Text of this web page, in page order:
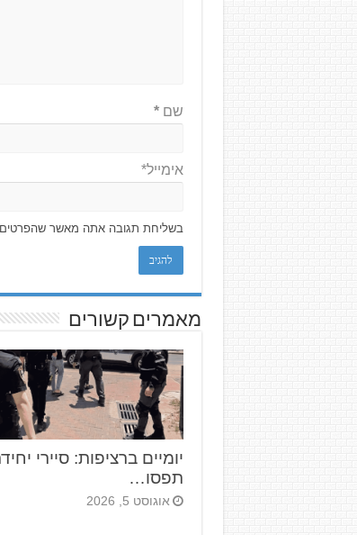
שם*
אימייל*
בשליחת תגובה אתה מאשר שהפרטים
מאמרים קשורים
יומיים ברציפות: סיירי
תפסו…
אוגוסט 5, 2026